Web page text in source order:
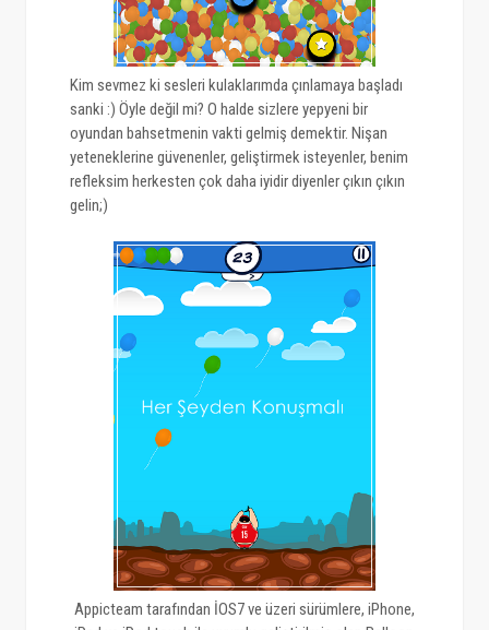
Kim sevmez ki sesleri kulaklarımda çınlamaya başladı
sanki :) Öyle değil mi? O halde sizlere yepyeni bir
oyundan bahsetmenin vakti gelmiş demektir. Nişan
yeteneklerine güvenenler, geliştirmek isteyenler, benim
refleksim herkesten çok daha iyidir diyenler çıkın çıkın
gelin;)
Appicteam tarafından İOS7 ve üzeri sürümlere, iPhone,